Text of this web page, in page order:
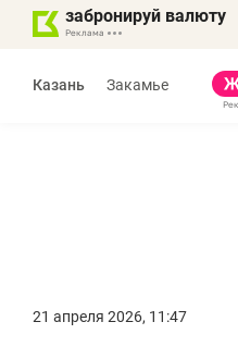
забронируй валюту
Казань Закамье
21 апреля 2026, 11:47